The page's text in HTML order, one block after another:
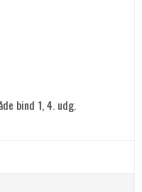
bind 1, 4. udg.